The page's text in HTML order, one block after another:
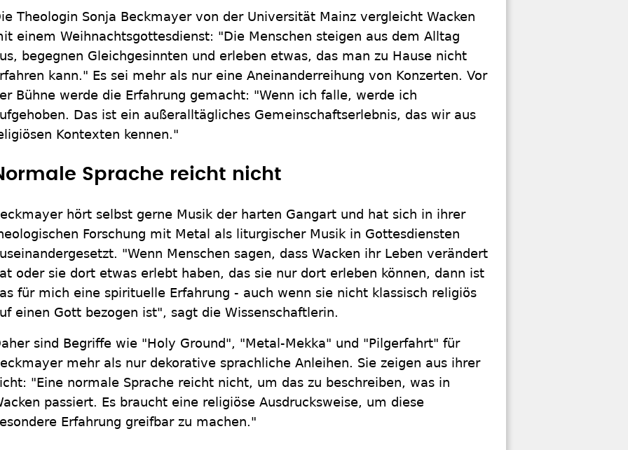
Theologin Sonja Beckmayer von der Universität Mainz vergleicht Wacken
einem Weihnachtsgottesdienst: "Die Menschen steigen aus dem Alltag
begegnen Gleichgesinnten und erleben etwas, das man zu Hause nicht
kann." Es sei mehr als nur eine Aneinanderreihung von Konzerten. Vor
Bühne werde die Erfahrung gemacht: "Wenn ich falle, werde ich
Das ist ein außeralltägliches Gemeinschaftserlebnis, das wir aus
Kontexten kennen."
Sprache reicht nicht
hört selbst gerne Musik der harten Gangart und hat sich in ihrer
Forschung mit Metal als liturgischer Musik in Gottesdiensten
"Wenn Menschen sagen, dass Wacken ihr Leben verändert
oder sie dort etwas erlebt haben, das sie nur dort erleben können, dann ist
für mich eine spirituelle Erfahrung - auch wenn sie nicht klassisch religiös
einen Gott bezogen ist", sagt die Wissenschaftlerin.
sind Begriffe wie "Holy Ground", "Metal-Mekka" und "Pilgerfahrt" für
mehr als nur dekorative sprachliche Anleihen. Sie zeigen aus ihrer
"Eine normale Sprache reicht nicht, um das zu beschreiben, was in
passiert. Es braucht eine religiöse Ausdrucksweise, um diese
Erfahrung greifbar zu machen."